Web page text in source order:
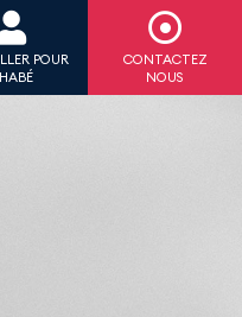
POUR
CONTACTEZ
NOUS